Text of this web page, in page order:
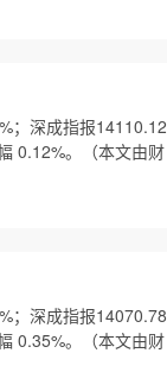
；深成指报14110.12
0.12%。（本文由财
；深成指报14070.78
0.35%。（本文由财